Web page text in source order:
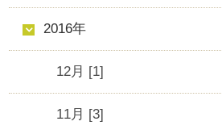
2016年
12月 [1]
11月 [3]